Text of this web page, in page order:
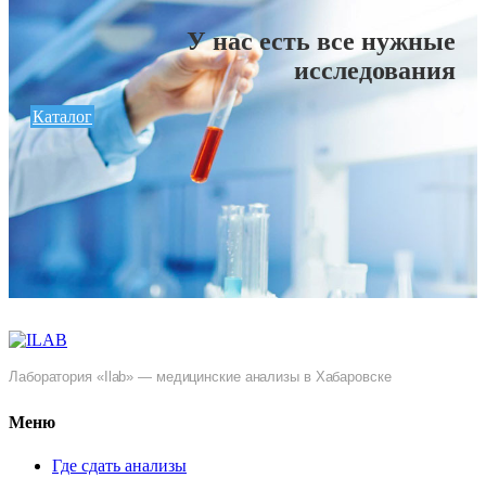
У нас есть все нужные
исследования
Каталог
Лаборатория «Ilab» — медицинские анализы в Хабаровске
Меню
Где сдать анализы